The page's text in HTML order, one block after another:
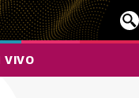
VIVO